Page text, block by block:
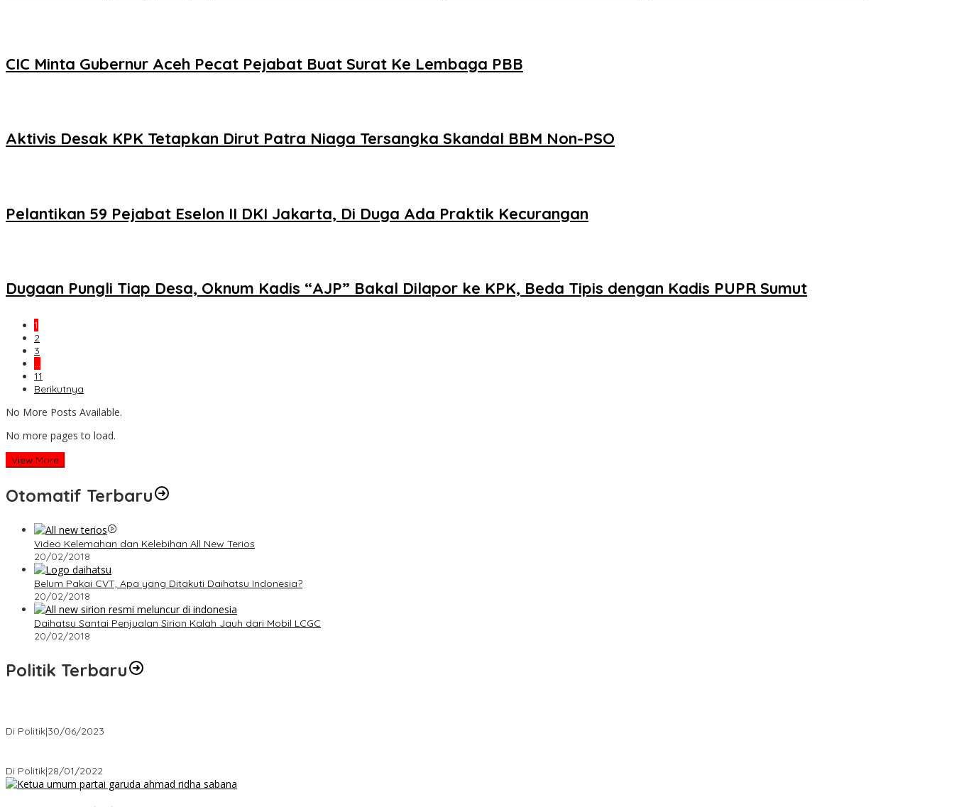
CIC Minta Gubernur Aceh Pecat Pejabat Buat Surat Ke Lembaga PBB
Aktivis Desak KPK Tetapkan Dirut Patra Niaga Tersangka Skandal BBM Non-PSO
Pelantikan 59 Pejabat Eselon II DKI Jakarta, Di Duga Ada Praktik Kecurangan
Dugaan Pungli Tiap Desa, Oknum Kadis “AJP” Bakal Dilapor ke KPK, Beda Tipis dengan Kadis PUPR Sumut
1
2
3
…
11
Berikutnya
No More Posts Available.
No more pages to load.
View More
Otomatif Terbaru
Video Kelemahan dan Kelebihan All New Terios
20/02/2018
Belum Pakai CVT, Apa yang Ditakuti Daihatsu Indonesia?
20/02/2018
Daihatsu Santai Penjualan Sirion Kalah Jauh dari Mobil LCGC
20/02/2018
Politik Terbaru
Di Politik|30/06/2023
Di Politik|28/01/2022